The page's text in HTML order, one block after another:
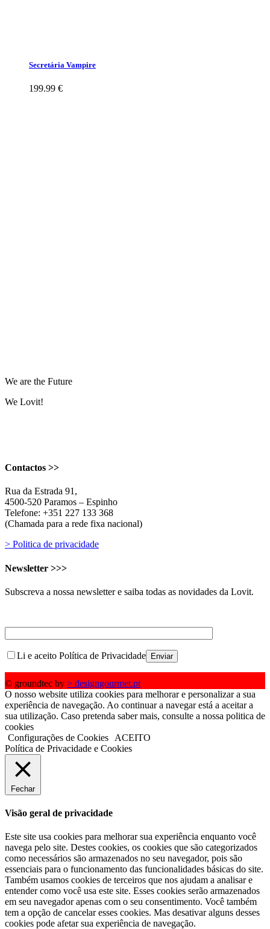
Secretária Vampire
199.99 €
We are the Future
We Lovit!
Contactos >>
Rua da Estrada 91,
4500-520 Paramos – Espinho
Telefone: +351 227 133 368
(Chamada para a rede fixa nacional)
> Politica de privacidade
Newsletter >>>
Subscreva a nossa newsletter e saiba todas as novidades da Lovit.
Li e aceito Política de Privacidade
© groundtec by > designgourmet.pt
O nosso website utiliza cookies para melhorar e personalizar a sua
experiência de navegação. Ao continuar a navegar está a aceitar a
sua utilização. Caso pretenda saber mais, consulte a nossa politica de
cookies
Configurações de Cookies
ACEITO
Política de Privacidade e Cookies
Fechar
Visão geral de privacidade
Este site usa cookies para melhorar sua experiência enquanto você
navega pelo site. Destes cookies, os cookies que são categorizados
como necessários são armazenados no seu navegador, pois são
essenciais para o funcionamento das funcionalidades básicas do site.
Também usamos cookies de terceiros que nos ajudam a analisar e
entender como você usa este site. Esses cookies serão armazenados
em seu navegador apenas com o seu consentimento. Você também
tem a opção de cancelar esses cookies. Mas desativar alguns desses
cookies pode afetar sua experiência de navegação.